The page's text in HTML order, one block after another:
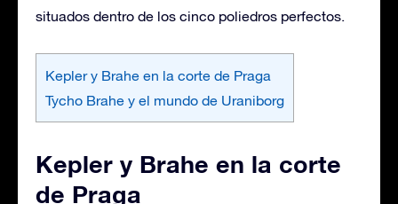
situados dentro de los cinco poliedros perfectos.
Kepler y Brahe en la corte de Praga
Tycho Brahe y el mundo de Uraniborg
Kepler y Brahe en la corte
de Praga